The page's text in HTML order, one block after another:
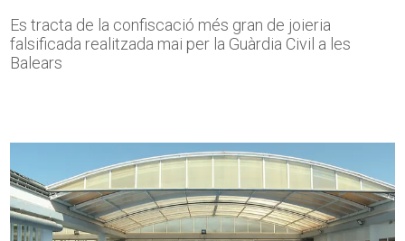
Es tracta de la confiscació més gran de joieria
falsificada realitzada mai per la Guàrdia Civil a les
Balears